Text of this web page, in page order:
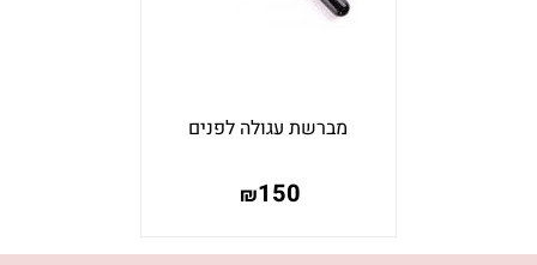
מברשת עגולה לפנים
₪150